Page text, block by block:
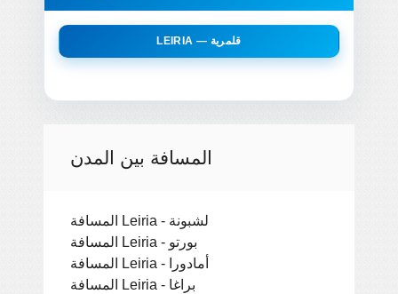
LEIRIA — قلمرية
المسافة بين المدن
المسافة Leiria - لشبونة
المسافة Leiria - بورتو
المسافة Leiria - أمادورا
المسافة Leiria - براغا